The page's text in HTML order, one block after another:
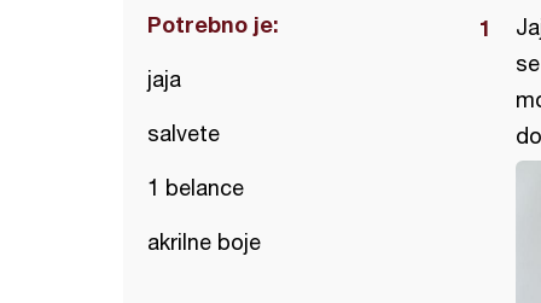
Potrebno je:
jaja
salvete
1 belance
akrilne boje